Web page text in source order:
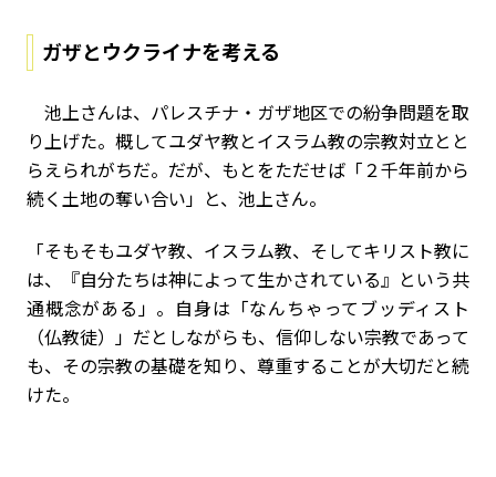
ガザとウクライナを考える
池上さんは、パレスチナ・ガザ地区での紛争問題を取
り上げた。概してユダヤ教とイスラム教の宗教対立とと
らえられがちだ。だが、もとをただせば「２千年前から
続く土地の奪い合い」と、池上さん。
「そもそもユダヤ教、イスラム教、そしてキリスト教に
は、『自分たちは神によって生かされている』という共
通概念がある」。自身は「なんちゃってブッディスト
（仏教徒）」だとしながらも、信仰しない宗教であって
も、その宗教の基礎を知り、尊重することが大切だと続
けた。